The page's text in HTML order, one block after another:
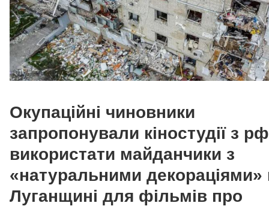
Окупаційні чиновники
запропонували кіностудії з рф
використати майданчики з
«натуральними декораціями»
Луганщині для фільмів про